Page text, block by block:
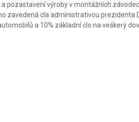
pozastavení výroby v montážních
zavedená cla administrativou prezidenta
a 10% základní clo na veškerý